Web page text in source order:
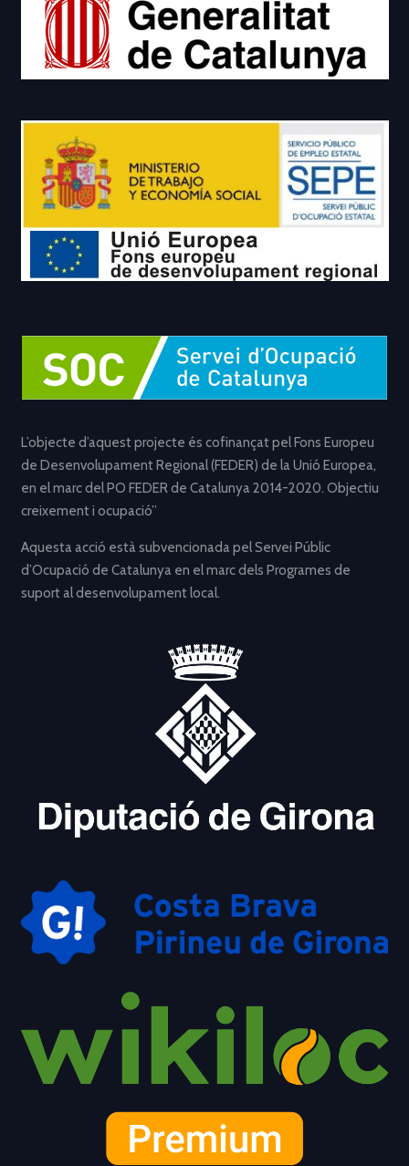
L’objecte d’aquest projecte és cofinançat pel Fons Europeu
de Desenvolupament Regional (FEDER) de la Unió Europea,
en el marc del PO FEDER de Catalunya 2014-2020. Objectiu
creixement i ocupació”
Aquesta acció està subvencionada pel Servei Públic
d’Ocupació de Catalunya en el marc dels Programes de
suport al desenvolupament local.